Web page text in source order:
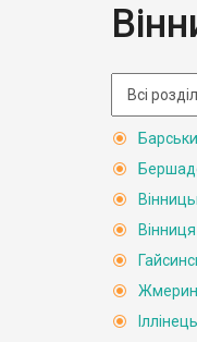
Вінниця